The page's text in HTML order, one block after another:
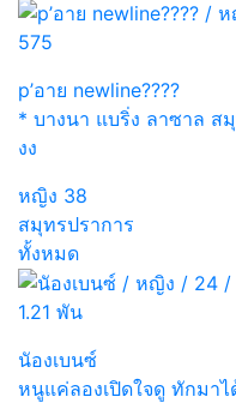
575
p’อาย newline????
* บางนา แบริ่ง ลาซาล ส
งง
หญิง 38
สมุทรปราการ
ทั้งหมด
1.21 พัน
นัองเบนซ์
หนูแค่ลองเปิดใจดู ทักมา